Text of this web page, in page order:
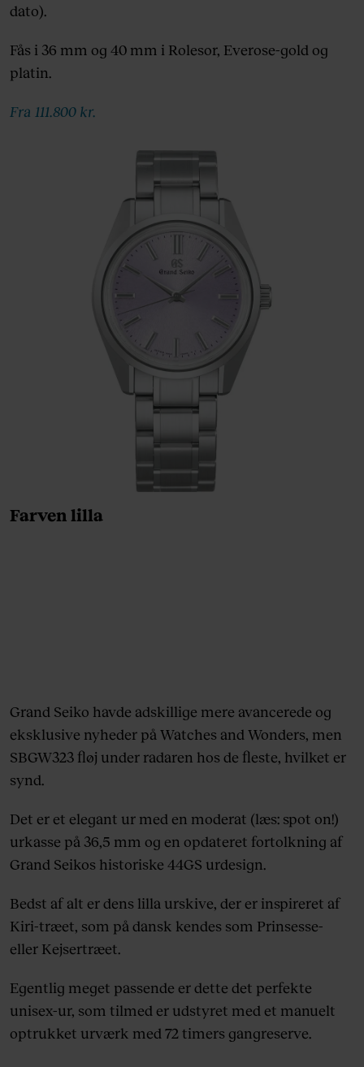
dato).
Fås i 36 mm og 40 mm i Rolesor, Everose-gold og
platin.
Fra 111.800 kr.
Farven lilla
Grand Seiko havde adskillige mere avancerede og
eksklusive nyheder på Watches and Wonders, men
SBGW323 fløj under radaren hos de fleste, hvilket er
synd.
Det er et elegant ur med en moderat (læs: spot on!)
urkasse på 36,5 mm og en opdateret fortolkning af
Grand Seikos historiske 44GS urdesign.
Bedst af alt er dens lilla urskive, der er inspireret af
Kiri-træet, som på dansk kendes som Prinsesse-
eller Kejsertræet.
Egentlig meget passende er dette det perfekte
unisex-ur, som tilmed er udstyret med et manuelt
optrukket urværk med 72 timers gangreserve.